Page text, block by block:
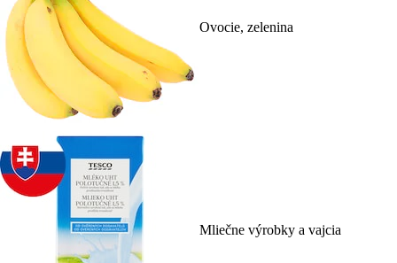
Ovocie, zelenina
Mliečne výrobky a vajcia